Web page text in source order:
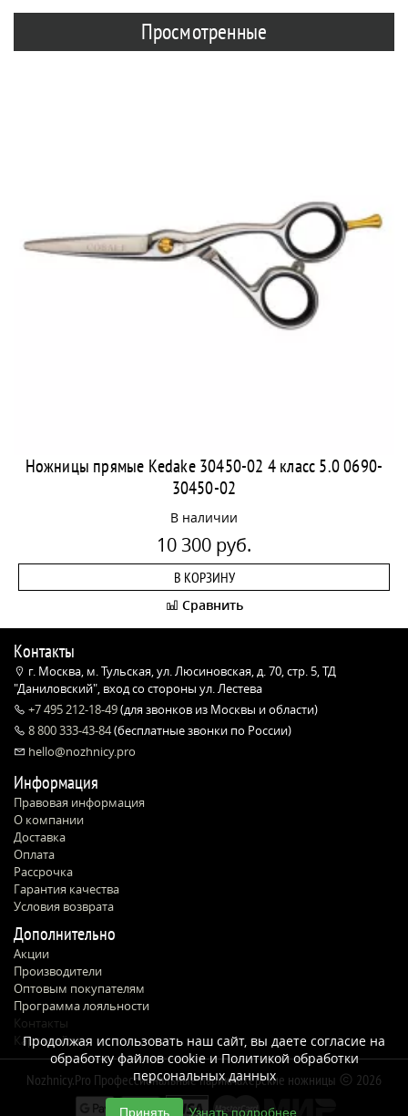
Просмотренные
Ножницы прямые Kedake 30450-02 4 класс 5.0 0690-
30450-02
В наличии
10 300 руб.
В КОРЗИНУ
Сравнить
Контакты
г. Москва, м. Тульская, ул. Люсиновская, д. 70, стр. 5, ТД
"Даниловский", вход со стороны ул. Лестева
+7 495 212-18-49(для звонков из Москвы и области)
8 800 333-43-84(бесплатные звонки по России)
hello@nozhnicy.pro
Информация
Правовая информация
О компании
Доставка
Оплата
Рассрочка
Гарантия качества
Условия возврата
Дополнительно
Акции
Производители
Оптовым покупателям
Программа лояльности
Контакты
Карта сайта
Nozhnicy.Pro Профессиональные парикмахерские ножницы 2026
Продолжая использовать наш сайт, вы даете согласие на
обработку файлов cookie иПолитикой обработки
персональных данных
Принять Узнать подробнее